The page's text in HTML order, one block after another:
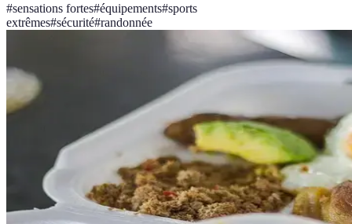
#sensations fortes#équipements#sports
extrêmes#sécurité#randonnée